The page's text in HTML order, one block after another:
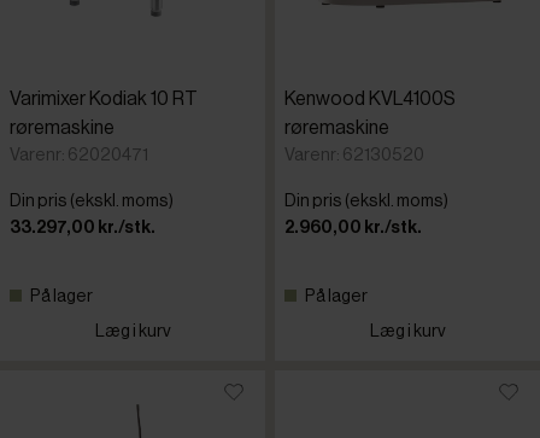
Varimixer Kodiak 10 RT
røremaskine
Varenr: 62020471
Din pris (ekskl. moms)
33.297,00 kr./stk.
På lager
Læg i kurv
Kenwood KVL4100S
røremaskine
Varenr: 62130520
Din pris (ekskl. moms)
2.960,00 kr./stk.
På lager
Læg i kurv